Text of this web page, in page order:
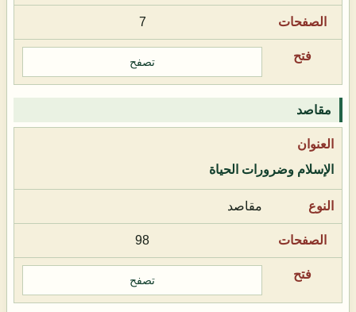
7
تصفح
مقاصد
الإسلام وضرورات الحياة
مقاصد
98
تصفح